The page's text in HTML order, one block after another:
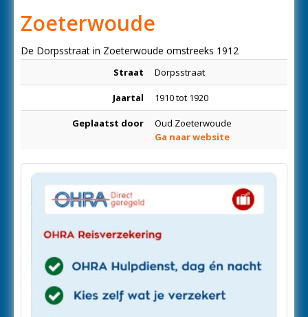
Zoeterwoude
De Dorpsstraat in Zoeterwoude omstreeks 1912
Straat Dorpsstraat
Jaartal 1910 tot 1920
Geplaatst door
Oud Zoeterwoude
Ga naar website